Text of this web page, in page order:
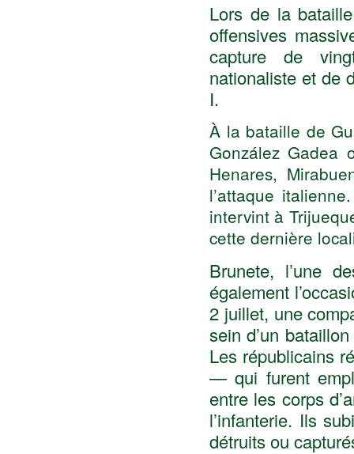
Lors de la
offensives
capture de
nationaliste et de
I.
À la bataille de
González Gadea
Henares,
l’attaque
intervint à
cette dernière
Brunete, l’une
également
2 juillet, une
sein d’un
Les républicains
— qui furent
entre les corps
l’infanterie. Ils
détruits ou